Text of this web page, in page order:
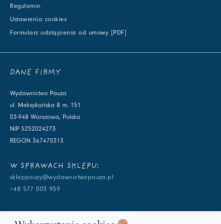
Regulamin
Ustawienia cookies
Formularz odstąpienia od umowy [PDF]
DANE FIRMY
Wydawnictwo Pauza
ul. Meksykańska 8 m. 151
03-948 Warszawa, Polska
NIP 5252024273
REGON 367470313
W SPRAWACH SKLEPU:
skleppauzy@wydawnictwopauza.pl
+48 577 003 959